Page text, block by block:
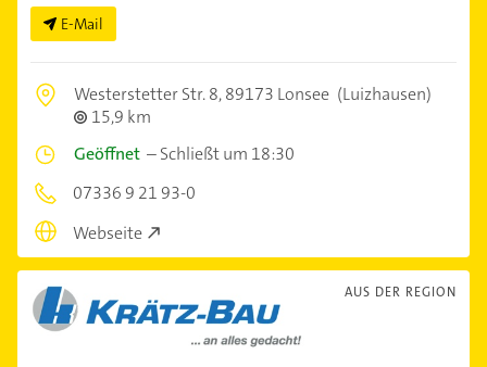
E-Mail
Westerstetter Str. 8,89173 Lonsee (Luizhausen)
15,9 km
Geöffnet –Schließt um 18:30
07336 9 21 93-0
Webseite
AUS DER REGION